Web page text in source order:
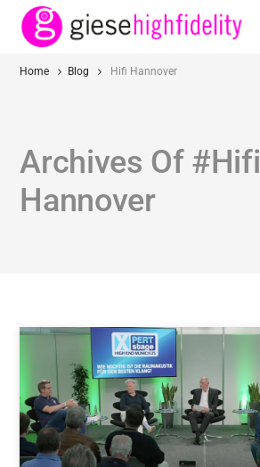
Home Blog Hifi Hannover
Archives Of #Hifi
Hannover